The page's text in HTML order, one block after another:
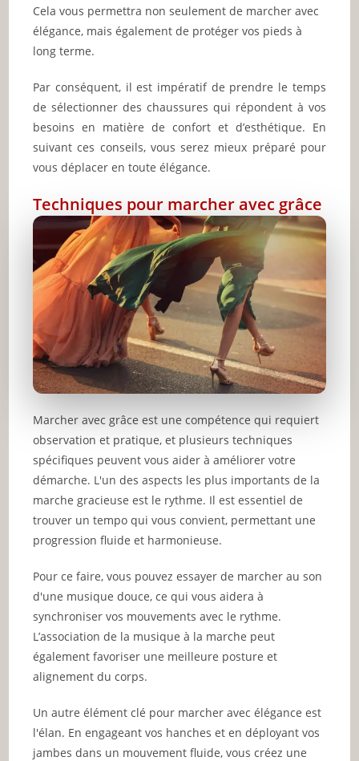
Cela vous permettra non seulement de marcher avec
élégance, mais également de protéger vos pieds à
long terme.
Par conséquent, il est impératif de prendre le temps
de sélectionner des chaussures qui répondent à vos
besoins en matière de confort et d’esthétique. En
suivant ces conseils, vous serez mieux préparé pour
vous déplacer en toute élégance.
Techniques pour marcher avec grâce
Marcher avec grâce est une compétence qui requiert
observation et pratique, et plusieurs techniques
spécifiques peuvent vous aider à améliorer votre
démarche. L'un des aspects les plus importants de la
marche gracieuse est le rythme. Il est essentiel de
trouver un tempo qui vous convient, permettant une
progression fluide et harmonieuse.
Pour ce faire, vous pouvez essayer de marcher au son
d'une musique douce, ce qui vous aidera à
synchroniser vos mouvements avec le rythme.
L’association de la musique à la marche peut
également favoriser une meilleure posture et
alignement du corps.
Un autre élément clé pour marcher avec élégance est
l'élan. En engageant vos hanches et en déployant vos
jambes dans un mouvement fluide, vous créez une